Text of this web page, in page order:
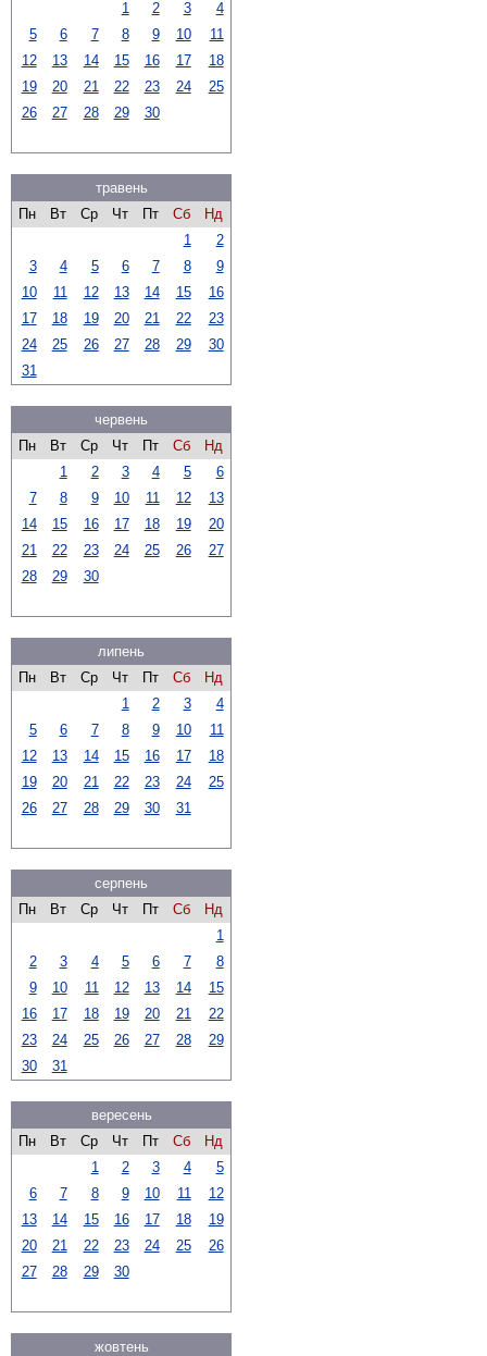
1 2 3
4
5
6 7 8 9 10
11
12
13 14 15 16 17
18
19
20 21 22 23 24
25
26
27 28 29 30
травень
Пн
Вт Ср Чт Пт Сб
Нд
1
2
3
4 5 6 7 8
9
10
11 12 13 14 15
16
17
18 19 20 21 22
23
24
25 26 27 28 29
30
31
червень
Пн
Вт Ср Чт Пт Сб
Нд
1
2 3 4 5
6
7
8 9 10 11 12
13
14
15 16 17 18 19
20
21
22 23 24 25 26
27
28
29 30
липень
Пн
Вт Ср Чт Пт Сб
Нд
1
2 3
4
5
6 7 8 9 10
11
12
13 14 15 16 17
18
19
20 21 22 23 24
25
26
27 28 29 30 31
серпень
Пн
Вт Ср Чт Пт Сб
Нд
1
2
3 4 5 6 7
8
9
10 11 12 13 14
15
16
17 18 19 20 21
22
23
24 25 26 27 28
29
30
31
вересень
Пн
Вт Ср Чт Пт Сб
Нд
1
2 3 4
5
6
7 8 9 10 11
12
13
14 15 16 17 18
19
20
21 22 23 24 25
26
27
28 29 30
жовтень